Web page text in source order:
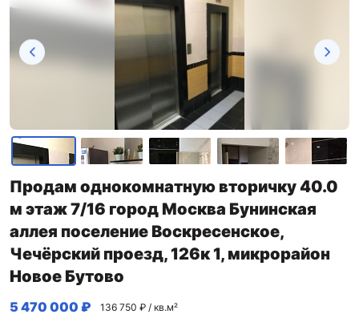
Продам однокомнатную вторичку 40.0
м этаж 7/16 город Москва Бунинская
аллея поселение Воскресенское,
Чечёрский проезд, 126к 1, микрорайон
Новое Бутово
5 470 000 ₽ 136 750 ₽ / кв.м²